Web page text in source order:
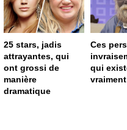
25 stars, jadis
attrayantes, qui
ont grossi de
manière
dramatique
Ces
qui
vraiment